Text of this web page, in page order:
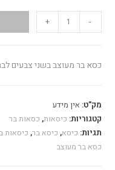
-
+
כסא בר מעוצב בשני צבעים
מק"ט: אין מידע
קטגוריות: כיסאות, כסאות בר
תגיות: כיסא, כיסא בר, כיסאות
כסא בר מעוצב